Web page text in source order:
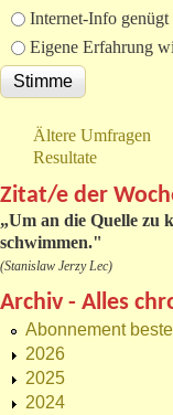
Internet-Info genügt
Eigene Erfahrung
Ältere Umfragen
Resultate
Zitat/e der
„Um an die Quelle zu
schwimmen."
(Stanislaw Jerzy Lec)
Archiv - Alles
Abonnement
2026
2025
2024